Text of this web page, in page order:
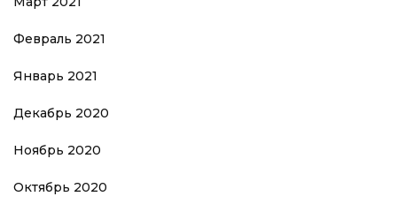
Февраль 2021
Январь 2021
Декабрь 2020
Ноябрь 2020
Октябрь 2020